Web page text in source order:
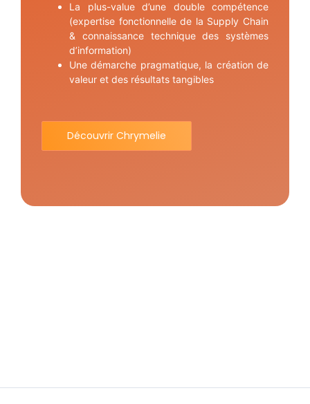
La plus-value d’une double compétence
(expertise fonctionnelle de la Supply Chain
& connaissance technique des systèmes
d’information)
Une démarche pragmatique, la création de
valeur et des résultats tangibles
Découvrir Chrymelie